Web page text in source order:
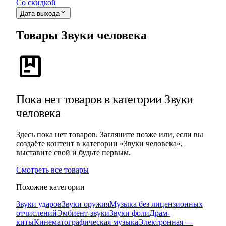
Со скидкой
Дата выхода expand_more
Товары Звуки человека
package
Пока нет товаров в категории Звуки
человека
Здесь пока нет товаров. Загляните позже или, если вы
создаёте контент в категории «Звуки человека»,
выставите свой и будьте первым.
Смотреть все товары
Похожие категории
Звуки ударовЗвуки оружияМузыка без лицензионных
отчисленийЭмбиент-звукиЗвуки фолиДрам-
китыКинематографическая музыкаЭлектронная —